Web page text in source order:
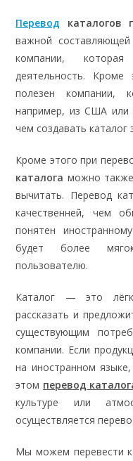
Перевод каталогов
важной
компании, которая
деятельность. Кроме
полезен компании,
например, из США или
чем создавать
Кроме этого при
каталога можно
вычитать. Перевод
качественней, чем
понятен
будет более
пользователю.
Каталог — это
рассказать и
существующим
компании. Если
на иностранном
этом перевод
культуре или
осуществляется
Мы можем перевести